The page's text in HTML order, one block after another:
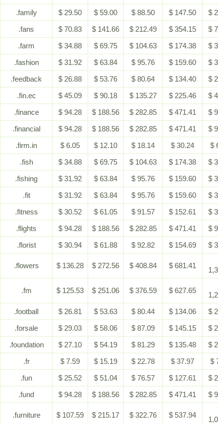
.family $ 29.50 $ 59.00 $ 88.50 $ 147.50
$
.fans
$ 70.83 $ 141.66 $ 212.49 $ 354.15
$
.farm
$ 34.88 $ 69.75 $ 104.63 $ 174.38
$
.fashion
$ 31.92 $ 63.84 $ 95.76 $ 159.60
$
.feedback
$ 26.88 $ 53.76 $ 80.64 $ 134.40
$
.fin.ec
$ 45.09 $ 90.18 $ 135.27 $ 225.46
$
.finance
$ 94.28 $ 188.56 $ 282.85 $ 471.41
$
.financial
$ 94.28 $ 188.56 $ 282.85 $ 471.41
$
.firm.in
$ 6.05 $ 12.10 $ 18.14 $ 30.24
$
.fish
$ 34.88 $ 69.75 $ 104.63 $ 174.38
$
.fishing
$ 31.92 $ 63.84 $ 95.76 $ 159.60
$
.fit
$ 31.92 $ 63.84 $ 95.76 $ 159.60
$
.fitness
$ 30.52 $ 61.05 $ 91.57 $ 152.61
$
.flights
$ 94.28 $ 188.56 $ 282.85 $ 471.41
$
.florist
$ 30.94 $ 61.88 $ 92.82 $ 154.69 $
.flowers $ 136.28 $ 272.56 $ 408.84 $ 681.41
.fm $ 125.53 $ 251.06 $ 376.59 $ 627.65
.football
$ 26.81 $ 53.63 $ 80.44 $ 134.06
$
.forsale
$ 29.03 $ 58.06 $ 87.09 $ 145.15
$
.foundation
$ 27.10 $ 54.19 $ 81.29 $ 135.48
$
.fr
$ 7.59 $ 15.19 $ 22.78 $ 37.97
$
.fun
$ 25.52 $ 51.04 $ 76.57 $ 127.61
$
.fund
$ 94.28 $ 188.56 $ 282.85 $ 471.41 $
.furniture $ 107.59 $ 215.17 $ 322.76 $ 537.94